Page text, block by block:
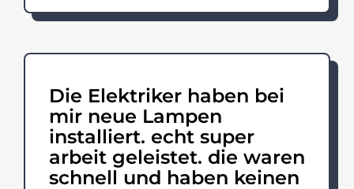
Die Elektriker haben bei
mir neue Lampen
installiert. echt super
arbeit geleistet. die waren
schnell und haben keinen